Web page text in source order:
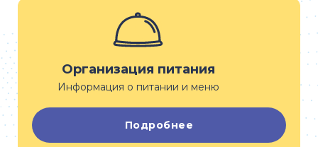
Организация питания
Информация о питании и меню
Подробнее